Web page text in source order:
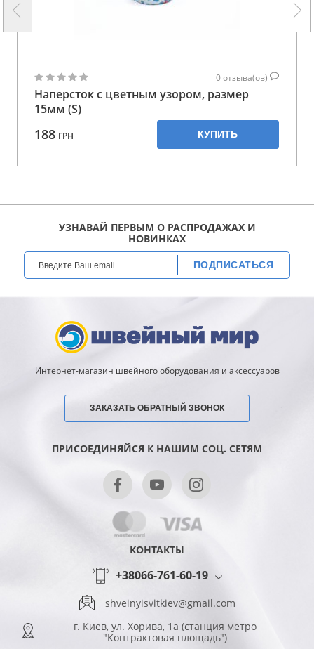
0отзыва(ов)
Наперсток с цветным узором, размер
15мм (S)
188 ГРН КУПИТЬ
УЗНАВАЙ ПЕРВЫМ О РАСПРОДАЖАХ И
НОВИНКАХ
ПОДПИСАТЬСЯ
Интернет-магазин швейного оборудования и аксессуаров
ЗАКАЗАТЬ ОБРАТНЫЙ ЗВОНОК
ПРИСОЕДИНЯЙСЯ К НАШИМ СОЦ. СЕТЯМ
КОНТАКТЫ
+38066-761-60-19
shveinyisvitkiev@gmail.com
г. Киев, ул. Хорива, 1а (станция метро
"Контрактовая площадь")